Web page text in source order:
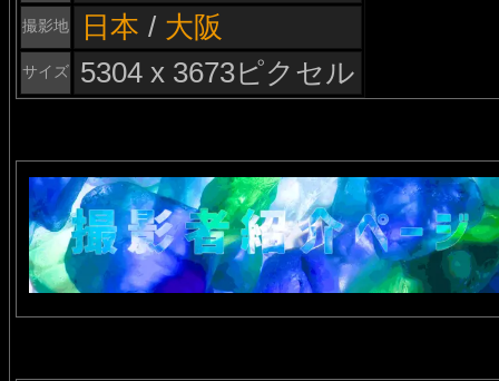
撮影地
日本 / 大阪
サイズ 5304 x 3673ピクセル